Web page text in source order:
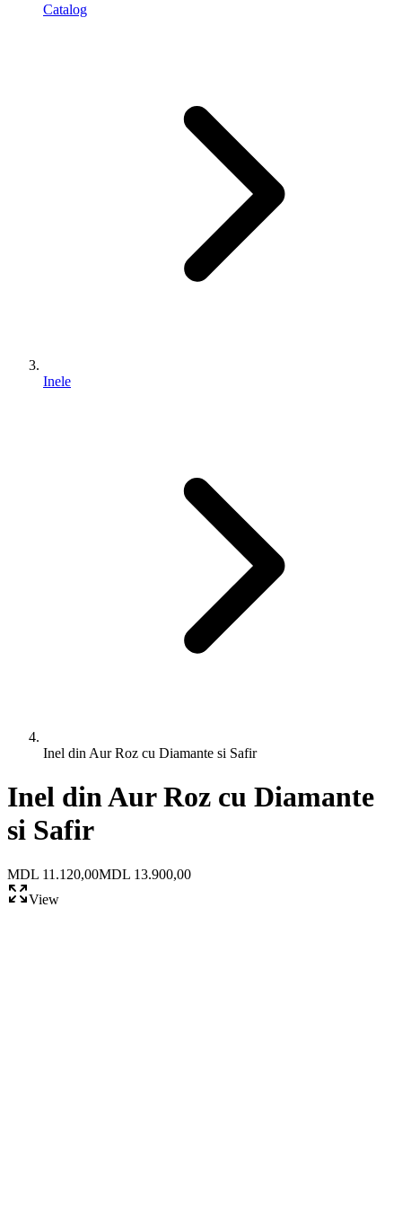
Catalog
Inele
Inel din Aur Roz cu Diamante si Safir
Inel din Aur Roz cu Diamante
si Safir
MDL 11.120,00MDL 13.900,00
View